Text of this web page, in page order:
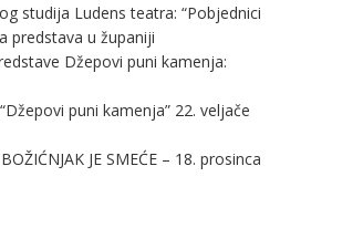
studija Ludens teatra: “Pobjednici
predstava u županiji
Džepovi puni kamenja:
puni kamenja” 22. veljače
JE SMEĆE – 18. prosinca